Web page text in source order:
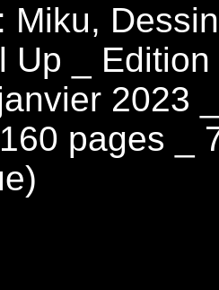
Miku,
Up _
2023
pages _